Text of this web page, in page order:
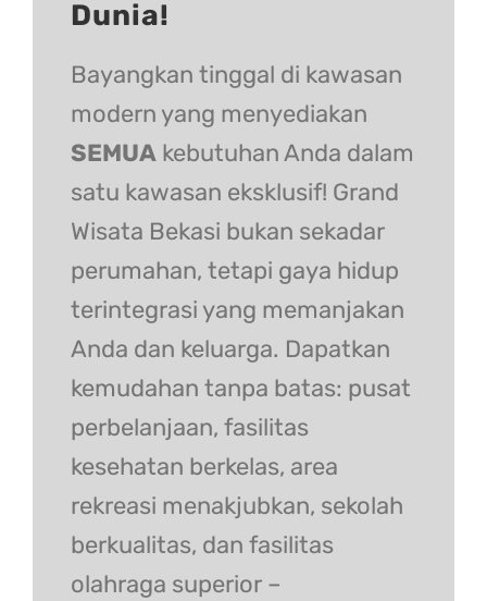
Dunia!
Bayangkan tinggal di kawasan
modern yang menyediakan
SEMUAkebutuhan Anda dalam
satu kawasan eksklusif! Grand
Wisata Bekasi bukan sekadar
perumahan, tetapi gaya hidup
terintegrasi yang memanjakan
Anda dan keluarga. Dapatkan
kemudahan tanpa batas: pusat
perbelanjaan, fasilitas
kesehatan berkelas, area
rekreasi menakjubkan, sekolah
berkualitas, dan fasilitas
olahraga superior –